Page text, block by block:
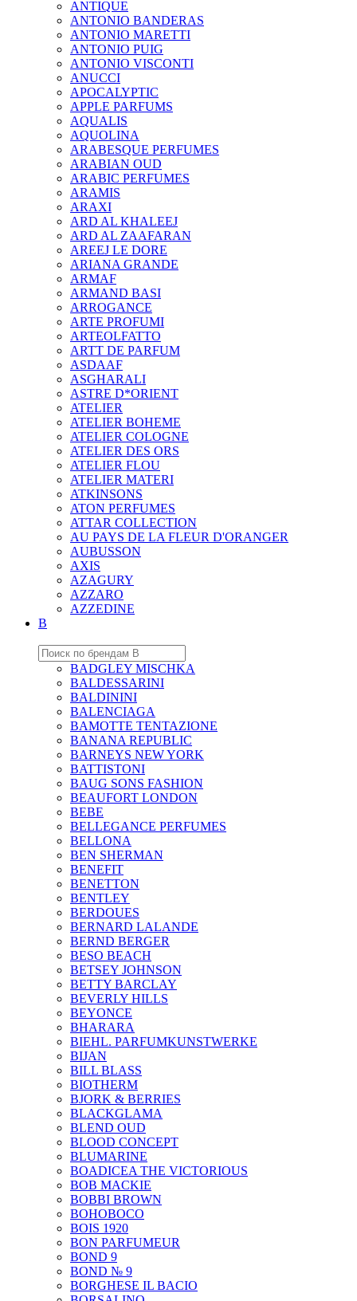
ANTIQUE
ANTONIO BANDERAS
ANTONIO MARETTI
ANTONIO PUIG
ANTONIO VISCONTI
ANUCCI
APOCALYPTIC
APPLE PARFUMS
AQUALIS
AQUOLINA
ARABESQUE PERFUMES
ARABIAN OUD
ARABIC PERFUMES
ARAMIS
ARAXI
ARD AL KHALEEJ
ARD AL ZAAFARAN
AREEJ LE DORE
ARIANA GRANDE
ARMAF
ARMAND BASI
ARROGANCE
ARTE PROFUMI
ARTEOLFATTO
ARTT DE PARFUM
ASDAAF
ASGHARALI
ASTRE D*ORIENT
ATELIER
ATELIER BOHEME
ATELIER COLOGNE
ATELIER DES ORS
ATELIER FLOU
ATELIER MATERI
ATKINSONS
ATON PERFUMES
ATTAR COLLECTION
AU PAYS DE LA FLEUR D'ORANGER
AUBUSSON
AXIS
AZAGURY
AZZARO
AZZEDINE
B
BADGLEY MISCHKA
BALDESSARINI
BALDININI
BALENCIAGA
BAMOTTE TENTAZIONE
BANANA REPUBLIC
BARNEYS NEW YORK
BATTISTONI
BAUG SONS FASHION
BEAUFORT LONDON
BEBE
BELLEGANCE PERFUMES
BELLONA
BEN SHERMAN
BENEFIT
BENETTON
BENTLEY
BERDOUES
BERNARD LALANDE
BERND BERGER
BESO BEACH
BETSEY JOHNSON
BETTY BARCLAY
BEVERLY HILLS
BEYONCE
BHARARA
BIEHL. PARFUMKUNSTWERKE
BIJAN
BILL BLASS
BIOTHERM
BJORK & BERRIES
BLACKGLAMA
BLEND OUD
BLOOD CONCEPT
BLUMARINE
BOADICEA THE VICTORIOUS
BOB MACKIE
BOBBI BROWN
BOHOBOCO
BOIS 1920
BON PARFUMEUR
BOND 9
BOND № 9
BORGHESE IL BACIO